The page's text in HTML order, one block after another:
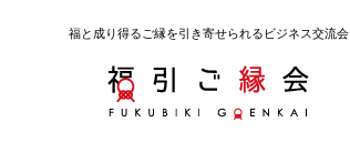
福と成り得るご縁を引き寄せられるビジネス交流会